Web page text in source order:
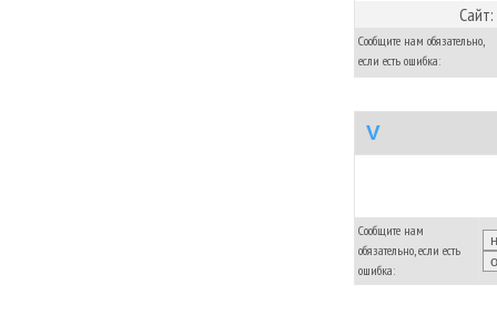
Сайт:
Сообщите нам обязательно,
если есть ошибка:
V
Сообщите нам
обязательно, если есть
ошибка: